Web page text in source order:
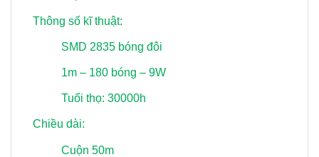
Thông số kĩ thuật:
SMD 2835 bóng đôi
1m – 180 bóng – 9W
Tuổi thọ: 30000h
Chiều dài:
Cuộn 50m